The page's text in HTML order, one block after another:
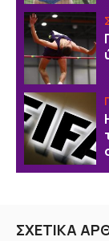
ΣΧΕΤΙΚΑ